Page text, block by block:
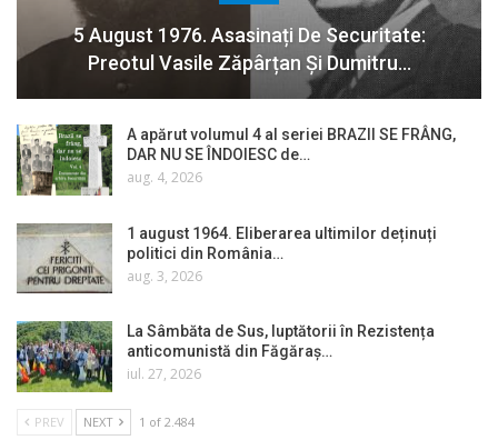
5 August 1976. Asasinați De Securitate:
Preotul Vasile Zăpârțan Și Dumitru…
A apărut volumul 4 al seriei BRAZII SE FRÂNG,
DAR NU SE ÎNDOIESC de…
aug. 4, 2026
1 august 1964. Eliberarea ultimilor deținuți
politici din România…
aug. 3, 2026
La Sâmbăta de Sus, luptătorii în Rezistența
anticomunistă din Făgăraș…
iul. 27, 2026
PREV NEXT 1 of 2.484